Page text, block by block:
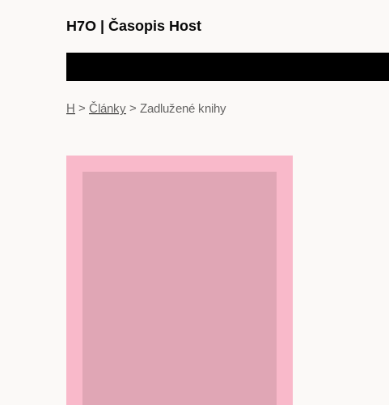
H7O Časopis Host
H > Články > Zadlužené knihy